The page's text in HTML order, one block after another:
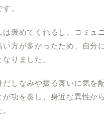
。
は褒めてくれるし、コミュ
い方が多かったため、自分
りました。
だしなみや振る舞いに気を
が功を奏し、身近な異性か